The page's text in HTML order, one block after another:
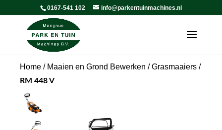
0167-541 102 info@parkentuinmachines.nl
Home / Maaien en Grond Bewerken /Grasmaaiers /
RM 448 V